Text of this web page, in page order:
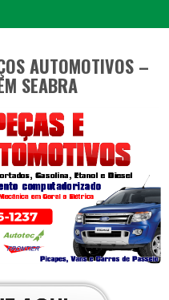
AUTOMOTIVOS –
SEABRA